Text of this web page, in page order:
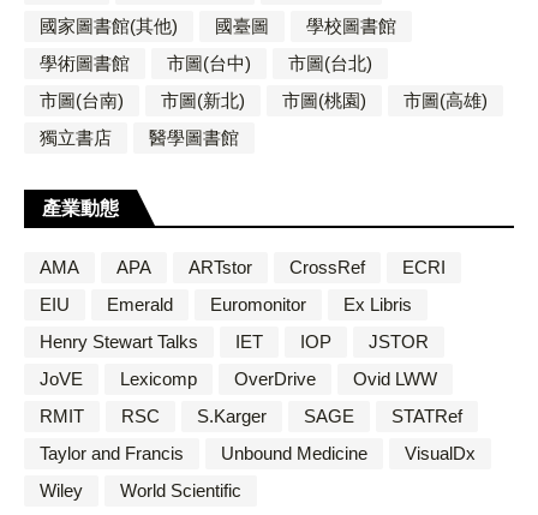
國家圖書館(其他)
國臺圖
學校圖書館
學術圖書館
市圖(台中)
市圖(台北)
市圖(台南)
市圖(新北) 市圖(桃園)
市圖(高雄)
獨立書店
醫學圖書館
產業動態
AMA APA ARTstor CrossRef
ECRI
EIU
Emerald Euromonitor
Ex Libris
Henry Stewart Talks
IET IOP
JSTOR
JoVE
Lexicomp OverDrive
Ovid LWW
RMIT
RSC S.Karger SAGE
STATRef
Taylor and Francis
Unbound Medicine
VisualDx
Wiley
World Scientific